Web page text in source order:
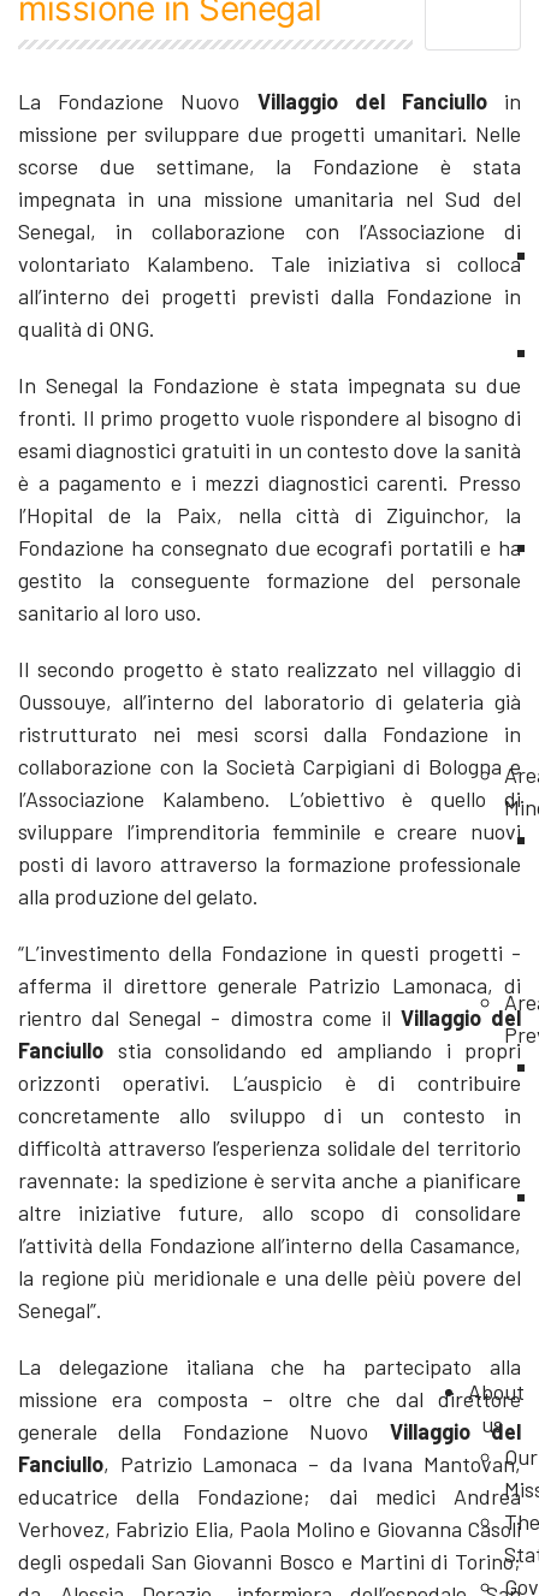
About
us
Our
The
La Fondazione Nuovo Villaggio del Fanciulloin
missione per sviluppare due progetti umanitari. Nelle
scorse due settimane, la Fondazione è stata
impegnata in una missione umanitaria nel Sud del
Senegal, in collaborazione con l’Associazione di
volontariato Kalambeno. Tale iniziativa si colloca
all’interno dei progetti previsti dalla Fondazione in
qualità di ONG.
In Senegal la Fondazione è stata impegnata su due
fronti. Il primo progetto vuole rispondere al bisogno di
esami diagnostici gratuiti in un contesto dove la sanità
è a pagamento e i mezzi diagnostici carenti. Presso
l’Hopital de la Paix, nella città di Ziguinchor, la
Fondazione ha consegnato due ecografi portatili e ha
gestito la conseguente formazione del personale
sanitario al loro uso.
Il secondo progetto è stato realizzato nel villaggio di
Oussouye, all’interno del laboratorio di gelateria già
ristrutturato nei mesi scorsi dalla Fondazione in
collaborazione con la Società Carpigiani di Bologna e
l’Associazione Kalambeno. L’obiettivo è quello di
sviluppare l’imprenditoria femminile e creare nuovi
posti di lavoro attraverso la formazione professionale
alla produzione del gelato.
“L’investimento della Fondazione in questi progetti -
afferma il direttore generale Patrizio Lamonaca, di
rientro dal Senegal - dimostra come il Villaggio del
Fanciullo stia consolidando ed ampliando i propri
orizzonti operativi. L’auspicio è di contribuire
concretamente allo sviluppo di un contesto in
difficoltà attraverso l’esperienza solidale del territorio
ravennate: la spedizione è servita anche a pianificare
altre iniziative future, allo scopo di consolidare
l’attività della Fondazione all’interno della Casamance,
la regione più meridionale e una delle pèiù povere del
Senegal”.
La delegazione italiana che ha partecipato alla
missione era composta – oltre che dal direttore
generale della Fondazione Nuovo Villaggio del
Fanciullo, Patrizio Lamonaca – da Ivana Mantovan,
educatrice della Fondazione; dai medici Andrea
Verhovez, Fabrizio Elia, Paola Molino e Giovanna Casoli
degli ospedali San Giovanni Bosco e Martini di Torino;